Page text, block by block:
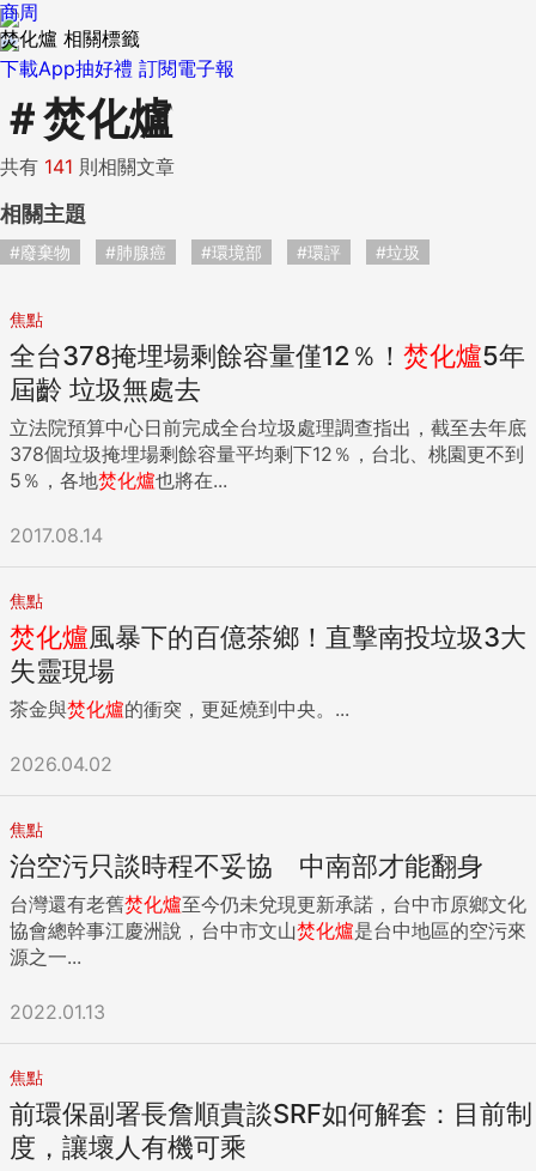
下載App抽好禮 訂閱電子報
商周
焚化爐 相關標籤
＃焚化爐
共有 141 則相關文章
相關主題
#廢棄物 #肺腺癌 #環境部 #環評 #垃圾
焦點
全台378掩埋場剩餘容量僅12％！ 焚化爐5年
屆齡 垃圾無處去
立法院預算中心日前完成全台垃圾處理調查指出，截至去年底
378個垃圾掩埋場剩餘容量平均剩下12％，台北、桃園更不到
5％，各地焚化爐也將在...
2017.08.14
焦點
焚化爐風暴下的百億茶鄉！直擊南投垃圾3大
失靈現場
茶金與焚化爐的衝突，更延燒到中央。...
2026.04.02
焦點
治空污只談時程不妥協 中南部才能翻身
台灣還有老舊焚化爐至今仍未兌現更新承諾，台中市原鄉文化
協會總幹事江慶洲說，台中市文山焚化爐是台中地區的空污來
源之一...
2022.01.13
焦點
前環保副署長詹順貴談SRF如何解套：目前制
度，讓壞人有機可乘